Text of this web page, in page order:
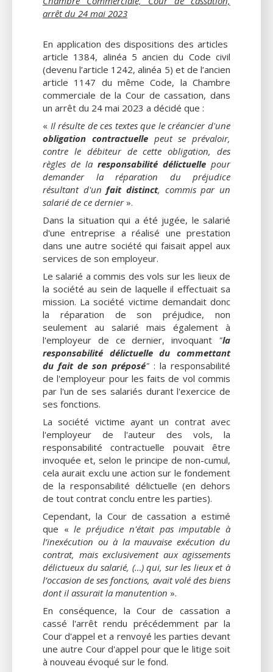
arrêt du 24 mai 2023
En application des dispositions des articles
article 1384, alinéa 5 ancien du Code civil
(devenu l’article 1242, alinéa 5) et de l’ancien
article 1147 du même Code, la Chambre
commerciale de la Cour de cassation, dans
un arrêt du 24 mai 2023 a décidé que :
« Il résulte de ces textes que le créancier d'une
obligation contractuellepeut se prévaloir,
contre le débiteur de cette obligation, des
règles de la responsabilité délictuelle pour
demander la réparation du préjudice
résultant d'un fait distinct, commis par un
salarié de ce dernier».
Dans la situation qui a été jugée, le salarié
d'une entreprise a réalisé une prestation
dans une autre société qui faisait appel aux
services de son employeur.
Le salarié a commis des vols sur les lieux de
la société au sein de laquelle il effectuait sa
mission. La société victime demandait donc
la réparation de son préjudice, non
seulement au salarié mais également à
l'employeur de ce dernier, invoquant "la
responsabilité délictuelle du commettant
du fait de son préposé" : la responsabilité
de l'employeur pour les faits de vol commis
par l'un de ses salariés durant l'exercice de
ses fonctions.
La société victime ayant un contrat avec
l'employeur de l'auteur des vols, la
responsabilité contractuelle pouvait être
invoquée et, selon le principe de non-cumul,
cela aurait exclu une action sur le fondement
de la responsabilité délictuelle (en dehors
de tout contrat conclu entre les parties).
Cependant, la Cour de cassation a estimé
que «le préjudice n'était pas imputable à
l’inexécution ou à la mauvaise exécution du
contrat, mais exclusivement aux agissements
délictueux du salarié, (…) qui, sur les lieux et à
l’occasion de ses fonctions, avait volé des biens
dont il assurait la manutention ».
En conséquence, la Cour de cassation a
cassé l'arrêt rendu précédemment par la
Cour d'appel et a renvoyé les parties devant
une autre Cour d'appel pour que le litige soit
à nouveau évoqué sur le fond.